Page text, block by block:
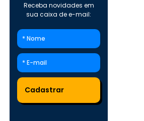
Receba novidades em
sua caixa de e-mail: